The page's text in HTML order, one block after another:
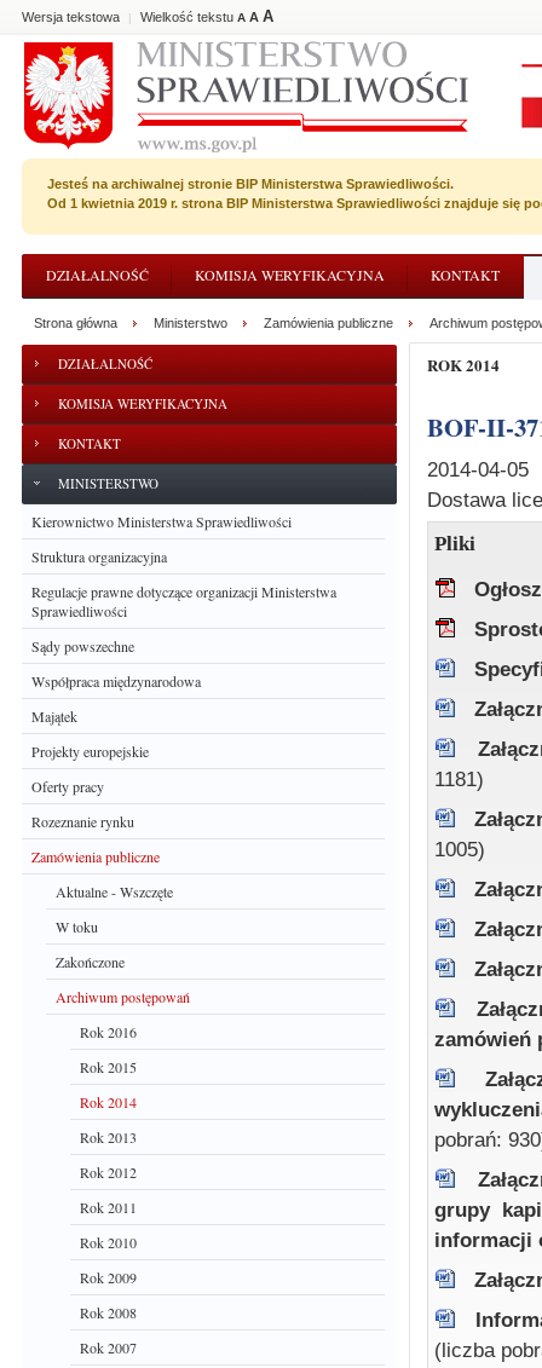
Wersja tekstowa | Wielkość tekstu A A A
Jesteś na archiwalnej stronie BIP Ministerstwa Sprawiedliwości.
Od 1 kwietnia 2019 r. strona BIP Ministerstwa Sprawiedliwości znajduje się
DZIAŁALNOŚĆ KOMISJA WERYFIKACYJNA KONTAKT
DZIAŁALNOŚĆ
KOMISJA WERYFIKACYJNA
KONTAKT
MINISTERSTWO
Kierownictwo Ministerstwa Sprawiedliwości
Struktura organizacyjna
Regulacje prawne dotyczące organizacji Ministerstwa
Sprawiedliwości
Sądy powszechne
Współpraca międzynarodowa
Majątek
Projekty europejskie
Oferty pracy
Rozeznanie rynku
Zamówienia publiczne
Aktualne - Wszczęte
W toku
Zakończone
Archiwum postępowań
Rok 2016
Rok 2015
Rok 2014
Rok 2013
Rok 2012
Rok 2011
Rok 2010
Rok 2009
Rok 2008
Rok 2007
Strona główna Ministerstwo Zamówienia publiczne Archiwum
ROK 2014
BOF-II-
2014-04-05
Dostawa
Pliki
1181)
1005)
zamówień
pobrań:
grupy
informacji
(liczba